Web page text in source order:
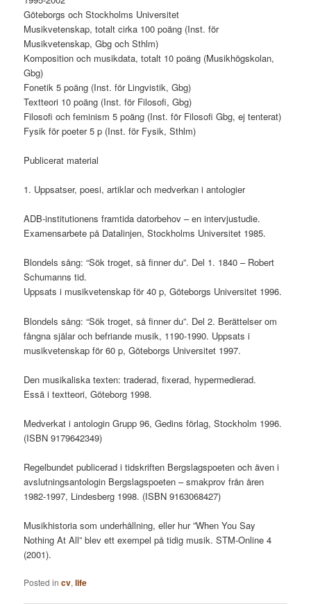
Göteborgs och Stockholms Universitet
Musikvetenskap, totalt cirka 100 poäng (Inst. för
Musikvetenskap, Gbg och Sthlm)
Komposition och musikdata, totalt 10 poäng (Musikhögskolan,
Gbg)
Fonetik 5 poäng (Inst. för Lingvistik, Gbg)
Textteori 10 poäng (Inst. för Filosofi, Gbg)
Filosofi och feminism 5 poäng (Inst. för Filosofi Gbg, ej tenterat)
Fysik för poeter 5 p (Inst. för Fysik, Sthlm)
Publicerat material
1. Uppsatser, poesi, artiklar och medverkan i antologier
ADB-institutionens framtida datorbehov – en intervjustudie.
Examensarbete på Datalinjen, Stockholms Universitet 1985.
Blondels sång: “Sök troget, så finner du”. Del 1. 1840 – Robert
Schumanns tid.
Uppsats i musikvetenskap för 40 p, Göteborgs Universitet 1996.
Blondels sång: “Sök troget, så finner du”. Del 2. Berättelser om
fångna själar och befriande musik, 1190-1990. Uppsats i
musikvetenskap för 60 p, Göteborgs Universitet 1997.
Den musikaliska texten: traderad, fixerad, hypermedierad.
Essä i textteori, Göteborg 1998.
Medverkat i antologin Grupp 96, Gedins förlag, Stockholm 1996.
(ISBN 9179642349)
Regelbundet publicerad i tidskriften Bergslagspoeten och även i
avslutningsantologin Bergslagspoeten – smakprov från åren
1982-1997, Lindesberg 1998. (ISBN 9163068427)
Musikhistoria som underhållning, eller hur ”When You Say
Nothing At All” blev ett exempel på tidig musik. STM-Online 4
(2001).
Posted in cv,life